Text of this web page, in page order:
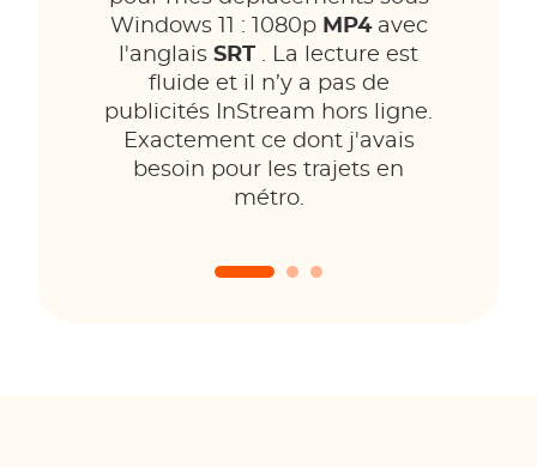
Windows 11 : 1080p MP4 avec
l'anglais SRT . La lecture est
fluide et il n’y a pas de
publicités InStream hors ligne.
Exactement ce dont j'avais
besoin pour les trajets en
métro.